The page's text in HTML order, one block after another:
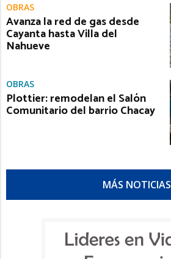
OBRAS
Avanza la red de gas desde
Cayanta hasta Villa del
Nahueve
OBRAS
Plottier: remodelan el Salón
Comunitario del barrio Chacay
MÁS NOTICIAS